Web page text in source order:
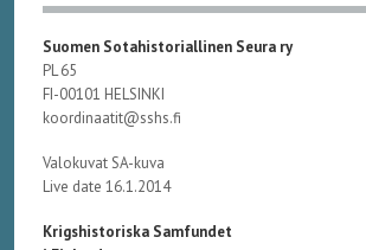
Suomen Sotahistoriallinen Seura ry
PL 65
FI-00101 HELSINKI
koordinaatit@sshs.fi
Valokuvat SA-kuva
Live date 16.1.2014
Krigshistoriska Samfundet